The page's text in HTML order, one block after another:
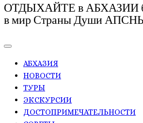
ОТДЫХАЙТЕ в АБХАЗИИ
в мир Страны Души
АБХАЗИЯ
НОВОСТИ
ТУРЫ
ЭКСКУРСИИ
ДОСТОПРИМЕЧАТЕЛЬНОСТИ